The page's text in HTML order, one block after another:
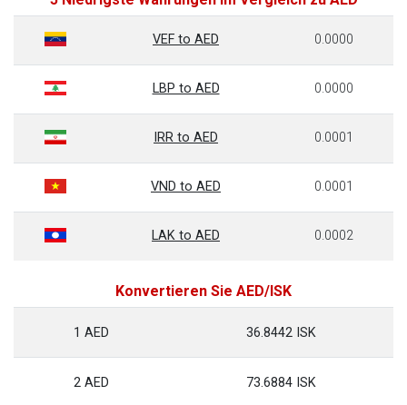
VEF to AED 0.0000
LBP to AED 0.0000
IRR to AED 0.0001
VND to AED 0.0001
LAK to AED 0.0002
Konvertieren Sie AED/ISK
1 AED 36.8442 ISK
2 AED 73.6884 ISK